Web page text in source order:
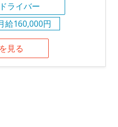
ライバー
給160,000円
見る